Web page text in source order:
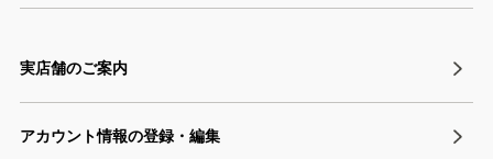
実店舗のご案内
アカウント情報の登録・編集